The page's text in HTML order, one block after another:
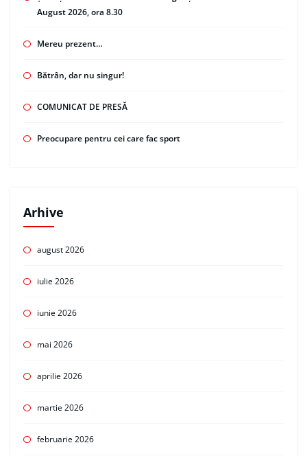
August 2026, ora 8.30
Mereu prezent…
Bătrân, dar nu singur!
COMUNICAT DE PRESĂ
Preocupare pentru cei care fac sport
Arhive
august 2026
iulie 2026
iunie 2026
mai 2026
aprilie 2026
martie 2026
februarie 2026